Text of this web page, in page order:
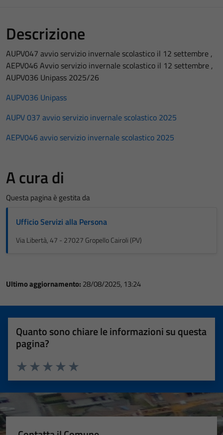
Descrizione
AUPV047 avvio servizio invernale scolastico il 12 settembre ,
AEPV046 Avvio servizio invernale scolastico il 12 settembre ,
AUPV036 Unipass 2025/26
AUPV036 Unipass
AUPV 037 avvio servizio invernale scolastico 2025
AEPV046 avvio servizio invernale scolastico 2025
A cura di
Questa pagina è gestita da
Ufficio Servizi alla Persona
Via Libertà, 47 - 27027 Gropello Cairoli (PV)
Ultimo aggiornamento: 28/08/2025, 13:24
Quanto sono chiare le informazioni su questa
pagina?
Valuta 5 stelle su 5
Valuta 4 stelle su 5
Valuta 3 stelle su 5
Valuta 2 stelle su 5
Valuta 1 stelle su 5